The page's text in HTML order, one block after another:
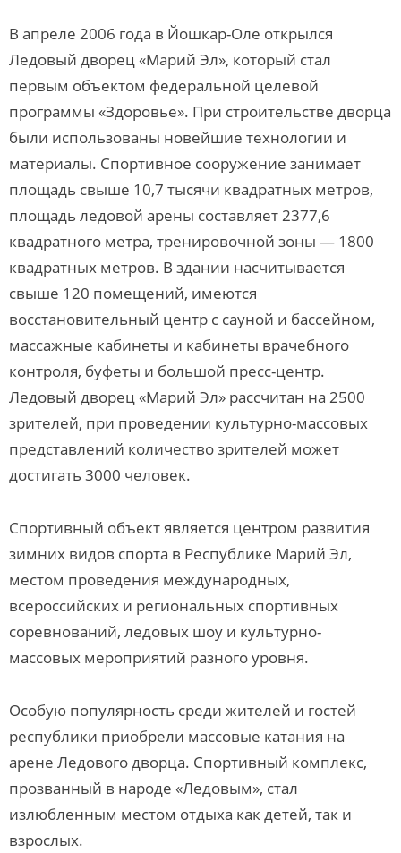
В апреле 2006 года в Йошкар-Оле открылся
Ледовый дворец «Марий Эл», который стал
первым объектом федеральной целевой
программы «Здоровье». При строительстве дворца
были использованы новейшие технологии и
материалы. Спортивное сооружение занимает
площадь свыше 10,7 тысячи квадратных метров,
площадь ледовой арены составляет 2377,6
квадратного метра, тренировочной зоны — 1800
квадратных метров. В здании насчитывается
свыше 120 помещений, имеются
восстановительный центр с сауной и бассейном,
массажные кабинеты и кабинеты врачебного
контроля, буфеты и большой пресс-центр.
Ледовый дворец «Марий Эл» рассчитан на 2500
зрителей, при проведении культурно-массовых
представлений количество зрителей может
достигать 3000 человек.
Спортивный объект является центром развития
зимних видов спорта в Республике Марий Эл,
местом проведения международных,
всероссийских и региональных спортивных
соревнований, ледовых шоу и культурно-
массовых мероприятий разного уровня.
Особую популярность среди жителей и гостей
республики приобрели массовые катания на
арене Ледового дворца. Спортивный комплекс,
прозванный в народе «Ледовым», стал
излюбленным местом отдыха как детей, так и
взрослых.